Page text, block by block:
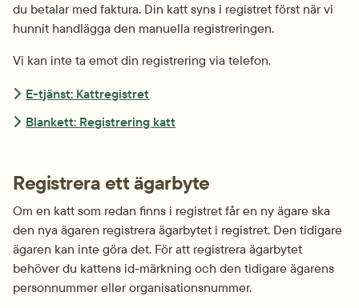
du betalar med faktura. Din katt syns i registret först när vi
hunnit handlägga den manuella registreringen.
Vi kan inte ta emot din registrering via telefon.
E-tjänst: Kattregistret
Blankett: Registrering katt
Registrera ett ägarbyte
Om en katt som redan finns i registret får en ny ägare ska
den nya ägaren registrera ägarbytet i registret. Den tidigare
ägaren kan inte göra det. För att registrera ägarbytet
behöver du kattens id-märkning och den tidigare ägarens
personnummer eller organisations­nummer.